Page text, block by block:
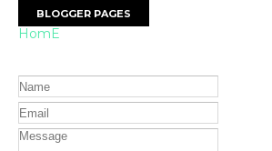
BLOGGER PAGES
HomE